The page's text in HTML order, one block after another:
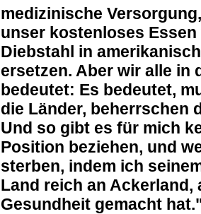
medizinische
unser kostenloses
Diebstahl in
ersetzen. Aber wir alle in
bedeutet: Es bedeutet,
die Länder, beherrschen
Und so gibt es für mich
Position beziehen, und
sterben, indem ich
Land reich an
Gesundheit gemacht